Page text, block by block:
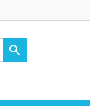
